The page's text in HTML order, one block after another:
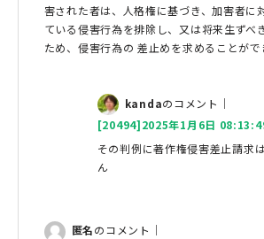
害された者は、人格権に基づき、加害者に
ている侵害行為を排除し、又は将来生ずべ
ため、侵害行為の 差止めを求めることがで
kandaのコメント｜
[20494]2025年1月6日
その判例に著作権侵害差止請求
ん
匿名のコメント｜